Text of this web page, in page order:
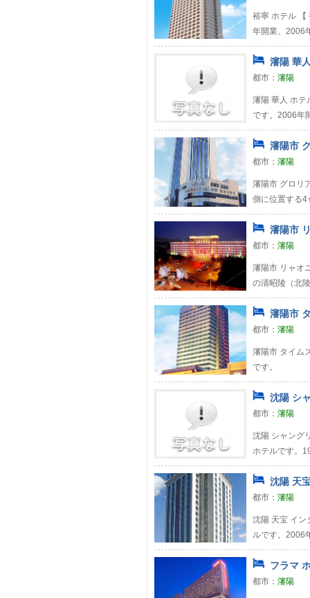
裕寧 ホテル
年開業、2006
瀋陽 華
都市： 瀋陽
瀋陽 華人 ホテ
です。2006年
瀋陽市
都市： 瀋陽
瀋陽市 グロリ
側に位置する
瀋陽市
都市： 瀋陽
瀋陽市 リャオ
の清昭陵（北
瀋陽市
都市： 瀋陽
瀋陽市 タイム
です。
沈陽 シ
都市： 瀋陽
沈陽 シャング
ホテルです。
沈陽 天
都市： 瀋陽
沈陽 天宝 イン
ルです。2006
フラマ
都市： 瀋陽